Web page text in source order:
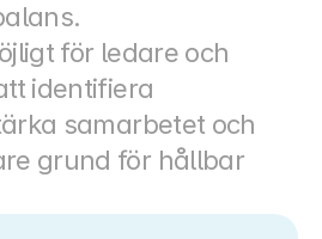
för ledare och
identifiera
samarbetet och
grund för hållbar